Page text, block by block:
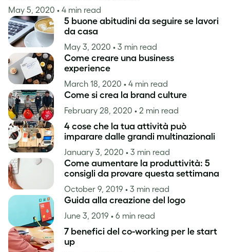
May 5, 2020 • 4 min read
5 buone abitudini da seguire se lavori
da casa
May 3, 2020 • 3 min read
Come creare una business
experience
March 18, 2020 • 4 min read
Come si crea la brand culture
February 28, 2020 • 2 min read
4 cose che la tua attività può
imparare dalle grandi multinazionali
January 3, 2020 • 3 min read
Come aumentare la produttività: 5
consigli da provare questa settimana
October 9, 2019 • 3 min read
Guida alla creazione del logo
June 3, 2019 • 6 min read
7 benefici del co-working per le start
up